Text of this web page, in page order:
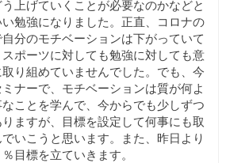
う上げていくことが必要なのかなどと
勉強になりました。正直、コロナの
分のモチベーションは下がっていて
スポーツに対しても勉強に対しても意
り組めていませんでした。でも、今
ナーで、モチベーションは質が何よ
なことを学んで、今からでも少しずつ
りますが、目標を設定して何事にも取
でいこうと思います。また、昨日より
％目標を立ていきます。